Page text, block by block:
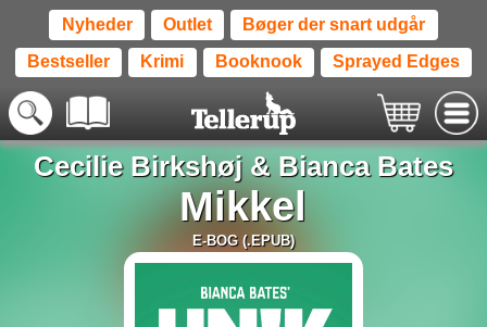
Nyheder Outlet Bøger der snart udgår
Bestseller Krimi Booknook Sprayed Edges
Cecilie Birkshøj& Bianca Bates
Mikkel
E-BOG (.EPUB)